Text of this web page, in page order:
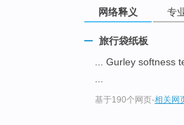
网络释义 专
旅行袋纸板
... Gurley softness
基于190个网页-相关网